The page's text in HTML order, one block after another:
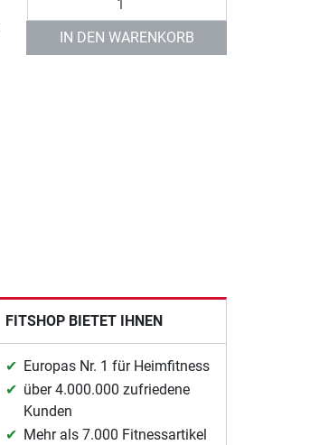
IN DEN WARENKORB
FITSHOP BIETET IHNEN
Europas Nr. 1 für Heimfitness
über 4.000.000 zufriedene
Kunden
Mehr als 7.000 Fitnessartikel